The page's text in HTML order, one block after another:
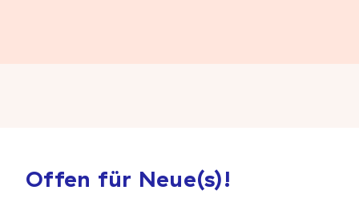
Offen für Neue(s)!